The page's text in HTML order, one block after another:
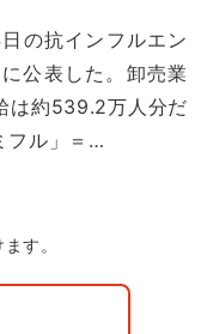
の抗インフルエン
公表した。卸売業
は約539.2万人分だ
フル」＝…
す。